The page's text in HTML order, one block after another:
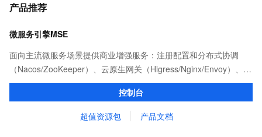
产品推荐
微服务引擎MSE
面向主流微服务场景提供商业增强服务：注册配置和分布式协调
（Nacos/ZooKeeper）、云原生网关（Higress/Nginx/Envoy）、服
务治理以及任务调度（XXL-JOB等）等产品和能力。
控制台
超值资源包 产品文档